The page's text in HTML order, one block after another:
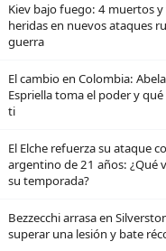
Kiev bajo fuego: 4 muertos y
heridas en nuevos ataques
guerra
El cambio en Colombia:
Espriella toma el poder y
ti
El Elche refuerza su ataque
argentino de 21 años: ¿Qué
su temporada?
Bezzecchi arrasa en
superar una lesión y bate